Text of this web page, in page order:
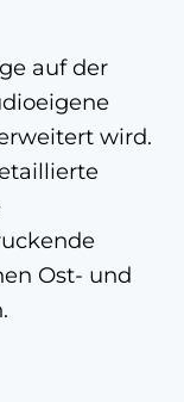
auf der
wird.
Ost- und